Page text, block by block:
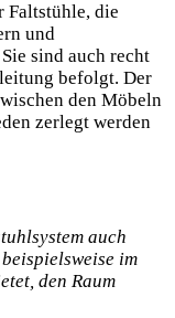
Faltstühle, die‌
und
sind auch recht
befolgt. Der
den⁢ Möbeln
zerlegt werden‍
auch
im
den Raum